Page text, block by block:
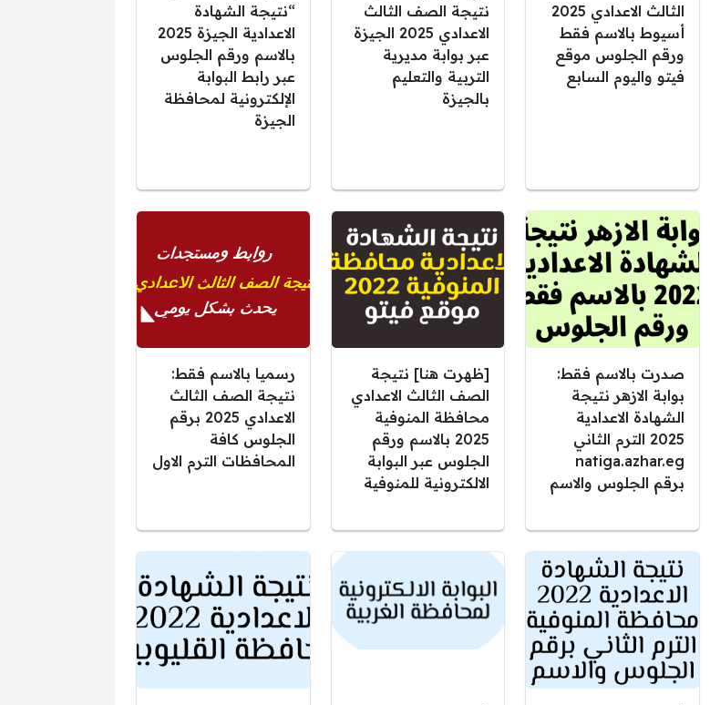
الثالث الاعدادي 2025
أسيوط بالاسم فقط
ورقم الجلوس موقع
فيتو واليوم السابع
نتيجة الصف الثالث
الاعدادي 2025 الجيزة
عبر بوابة مديرية
التربية والتعليم
بالجيزة
“نتيجة الشهادة
الاعدادية الجيزة 2025
بالاسم ورقم الجلوس
عبر رابط البوابة
الإلكترونية لمحافظة
الجيزة
صدرت بالاسم فقط:
بوابة الازهر نتيجة
الشهادة الاعدادية
2025 الترم الثاني
natiga.azhar.eg
برقم الجلوس والاسم
[ظهرت هنا] نتيجة
الصف الثالث الاعدادي
محافظة المنوفية
2025 بالاسم ورقم
الجلوس عبر البوابة
الالكترونية للمنوفية
رسميا بالاسم فقط:
نتيجة الصف الثالث
الاعدادي 2025 برقم
الجلوس كافة
المحافظات الترم الاول